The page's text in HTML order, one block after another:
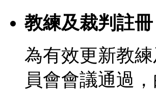
教練及裁判註冊
為有效更新教
員會會議通過